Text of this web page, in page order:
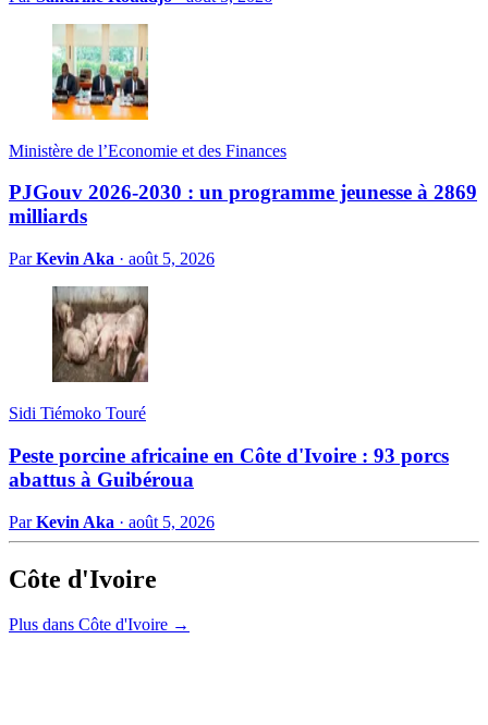
Ministère de l’Economie et des Finances
PJGouv 2026-2030 : un programme jeunesse à 2869
milliards
ParKevin Aka · août 5, 2026
Sidi Tiémoko Touré
Peste porcine africaine en Côte d'Ivoire : 93 porcs
abattus à Guibéroua
ParKevin Aka · août 5, 2026
Côte d'Ivoire
Plus dans Côte d'Ivoire →